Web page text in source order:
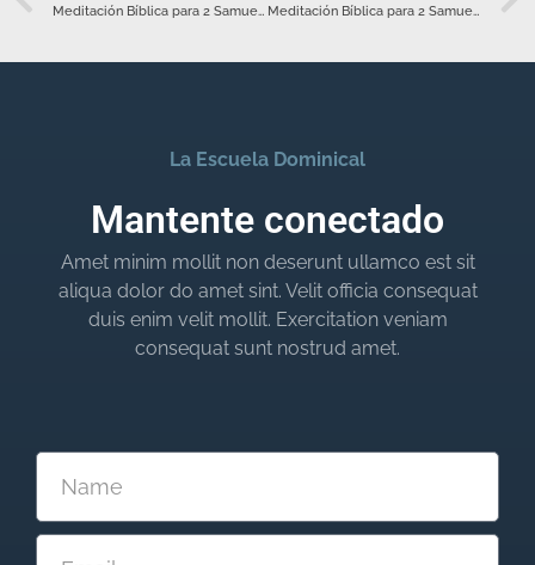
Meditación Bíblica para 2 Samuel 12 – Septiembre 16 Meditación Bíblica para 2 Samuel 14 – Septiembre 18
La Escuela Dominical
Mantente conectado
Amet minim mollit non deserunt ullamco est sit
aliqua dolor do amet sint. Velit officia consequat
duis enim velit mollit. Exercitation veniam
consequat sunt nostrud amet.